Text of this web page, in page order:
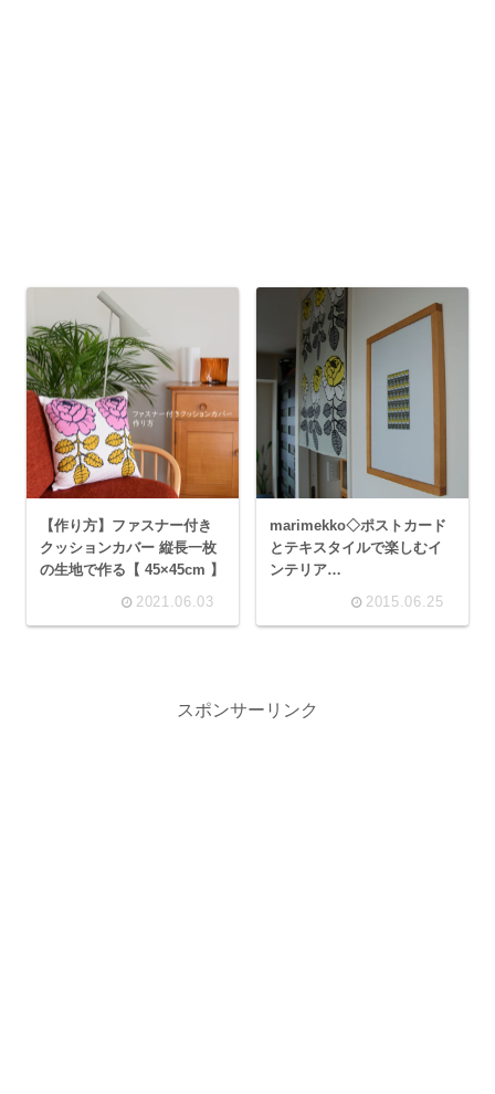
【作り方】ファスナー付き
クッションカバー 縦長一枚
の生地で作る【 45×45cm 】
2021.06.03
marimekko◇ポストカード
とテキスタイルで楽しむイ
ンテリア
2015.06.25
スポンサーリンク